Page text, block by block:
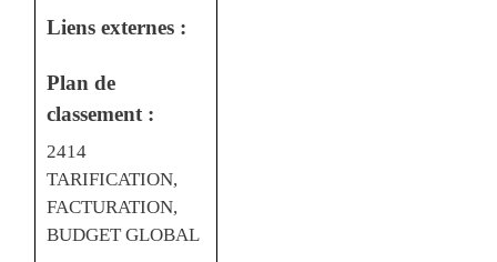
Liens externes :
Plan de
classement :
2414
TARIFICATION,
FACTURATION,
BUDGET GLOBAL